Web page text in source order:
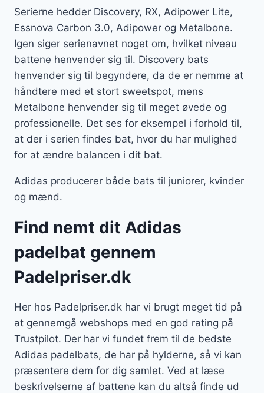
Serierne hedder Discovery, RX, Adipower Lite,
Essnova Carbon 3.0, Adipower og Metalbone.
Igen siger serienavnet noget om, hvilket niveau
battene henvender sig til. Discovery bats
henvender sig til begyndere, da de er nemme at
håndtere med et stort sweetspot, mens
Metalbone henvender sig til meget øvede og
professionelle. Det ses for eksempel i forhold til,
at der i serien findes bat, hvor du har mulighed
for at ændre balancen i dit bat.
Adidas producerer både bats til juniorer, kvinder
og mænd.
Find nemt dit Adidas
padelbat gennem
Padelpriser.dk
Her hos Padelpriser.dk har vi brugt meget tid på
at gennemgå webshops med en god rating på
Trustpilot. Der har vi fundet frem til de bedste
Adidas padelbats, de har på hylderne, så vi kan
præsentere dem for dig samlet. Ved at læse
beskrivelserne af battene kan du altså finde ud